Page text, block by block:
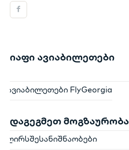
იაფი ავიაბილეთები
ავიაბილეთები FlyGeorgia
დაგეგმეთ მოგზაურობა
ღირსშესანიშნაობები